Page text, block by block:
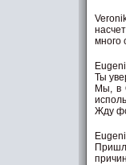
много
Ты
Мы, в
Жду